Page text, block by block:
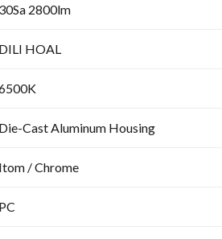
30Sa 2800lm
DILI HOAL
Die-Cast Aluminum Housing
Itom / Chrome
PC